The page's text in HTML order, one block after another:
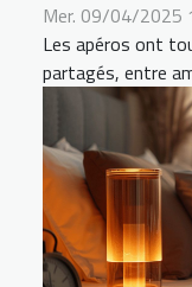
Mer. 09/04/2025
Les apéros ont
partagés, entre